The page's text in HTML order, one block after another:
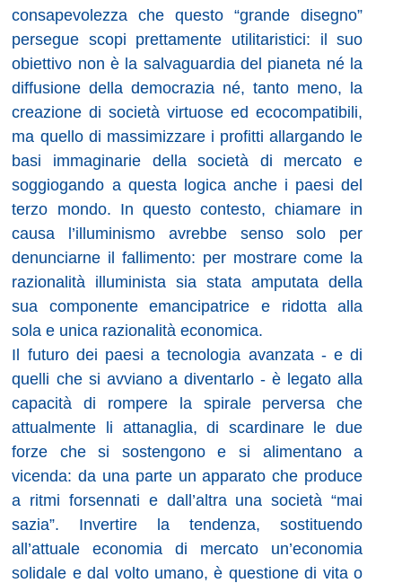
consapevolezza che questo “grande disegno”
persegue scopi prettamente utilitaristici: il suo
obiettivo non è la salvaguardia del pianeta né la
diffusione della democrazia né, tanto meno, la
creazione di società virtuose ed ecocompatibili,
ma quello di massimizzare i profitti allargando le
basi immaginarie della società di mercato e
soggiogando a questa logica anche i paesi del
terzo mondo. In questo contesto, chiamare in
causa l’illuminismo avrebbe senso solo per
denunciarne il fallimento: per mostrare come la
razionalità illuminista sia stata amputata della
sua componente emancipatrice e ridotta alla
sola e unica razionalità economica.
Il futuro dei paesi a tecnologia avanzata - e di
quelli che si avviano a diventarlo - è legato alla
capacità di rompere la spirale perversa che
attualmente li attanaglia, di scardinare le due
forze che si sostengono e si alimentano a
vicenda: da una parte un apparato che produce
a ritmi forsennati e dall’altra una società “mai
sazia”. Invertire la tendenza, sostituendo
all’attuale economia di mercato un’economia
solidale e dal volto umano, è questione di vita o